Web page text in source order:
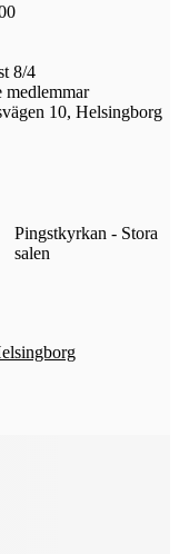
8/4
10, Helsingborg
Pingstkyrkan - Stora
salen